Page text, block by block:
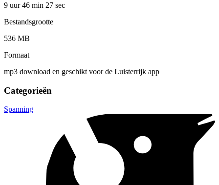
9 uur 46 min 27 sec
Bestandsgrootte
536 MB
Formaat
mp3 download en geschikt voor de Luisterrijk app
Categorieën
Spanning